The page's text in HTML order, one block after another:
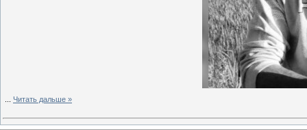
Читать дальше »